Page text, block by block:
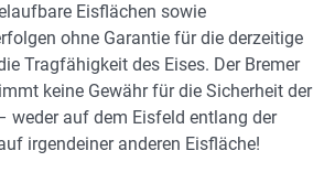
Eisflächen sowie
ohne Garantie für die derzeitige
Tragfähigkeit des Eises. Der Bremer
keine Gewähr für die Sicherheit der
weder auf dem Eisfeld entlang der
irgendeiner anderen Eisfläche!